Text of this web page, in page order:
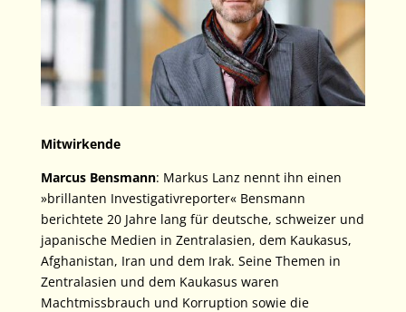
Mitwirkende
Marcus Bensmann: Markus Lanz nennt ihn einen
»brillanten Investigativreporter« Bensmann
berichtete 20 Jahre lang für deutsche, schweizer und
japanische Medien in Zentralasien, dem Kaukasus,
Afghanistan, Iran und dem Irak. Seine Themen in
Zentralasien und dem Kaukasus waren
Machtmissbrauch und Korruption sowie die